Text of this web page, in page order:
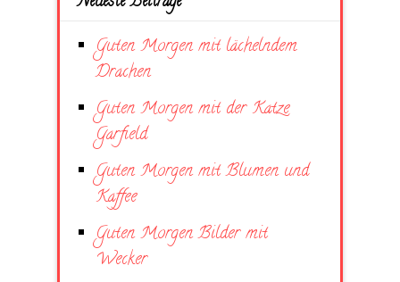
Guten Morgen mit lächelndem
Drachen
Guten Morgen mit der Katze
Garfield
Guten Morgen mit Blumen und
Kaffee
Guten Morgen Bilder mit
Wecker